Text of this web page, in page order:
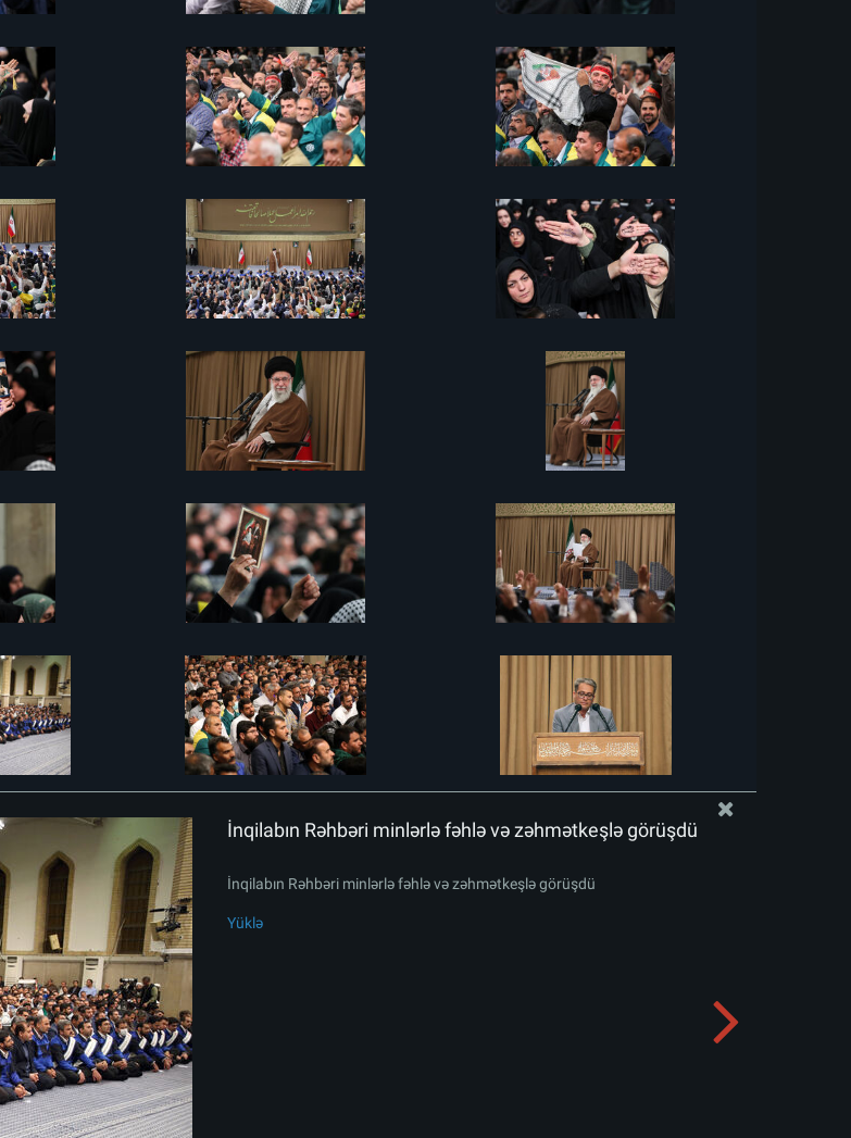
İnqilabın Rəhbəri minlərlə fəhlə və zəhmətkeşlə görüşdü
İnqilabın Rəhbəri minlərlə fəhlə və zəhmətkeşlə görüşdü
Yüklə